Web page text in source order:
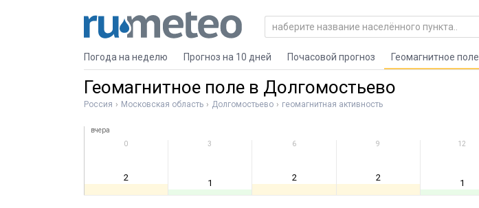
Погода на неделю Прогноз на 10 дней Почасовой прогноз Геомагнитное поле
Геомагнитное поле в Долгомостьево
Россия Московская область Долгомостьево геомагнитная активность
вчера
0
2
3
1
6
2
9
2
12
1